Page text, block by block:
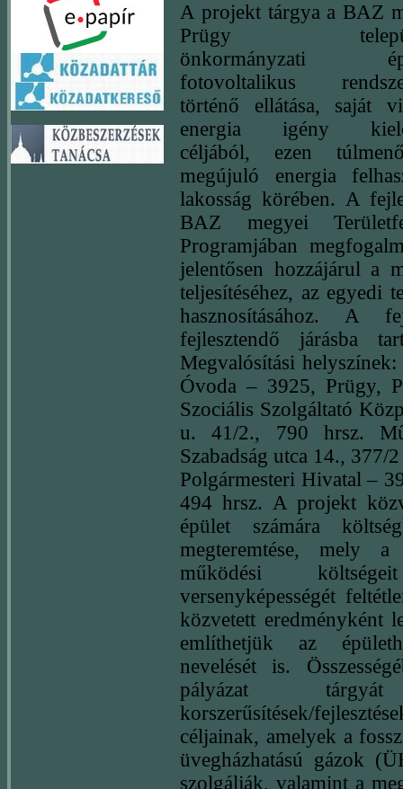
A projekt tárgya a BAZ
Prügy
önkormányzati
fotovoltalikus
történő ellátása, saját
energia igény
céljából, ezen
megújuló energia
lakosság körében. A
BAZ megyei
Programjában
jelentősen hozzájárul a
teljesítéséhez, az egyedi
hasznosításához. A
fejlesztendő járásba
Megvalósítási
Óvoda – 3925, Prügy,
Szociális Szolgáltató
u. 41/2., 790 hrsz.
Szabadság utca 14., 377/
Polgármesteri Hivatal –
494 hrsz. A projekt
épület számára
megteremtése, mely
működési
versenyképességét
közvetett eredményként
említhetjük az
nevelését is.
pályázat
korszerűsítések/
céljainak, amelyek a
üvegházhatású gázok
szolgálják, valamint a